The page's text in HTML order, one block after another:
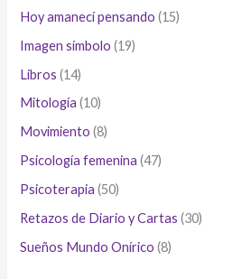
Hoy amanecí pensando (15)
Imagen símbolo (19)
Libros (14)
Mitología (10)
Movimiento (8)
Psicología femenina (47)
Psicoterapia (50)
Retazos de Diario y Cartas (30)
Sueños Mundo Onírico (8)